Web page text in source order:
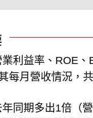
益率、ROE、
每月營收情況，
同期多出1倍（